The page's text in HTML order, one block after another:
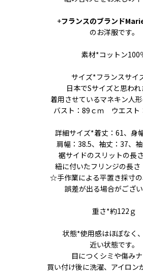
+フランスのブランド
のお洋服です。
素材*コットン100
サイズ*フランスサイ
日本でSサイズと思われ
着用させているマネキン人
バスト：89ｃｍ ウエスト
詳細サイズ*着丈：61、身
肩幅：38.5、袖丈：37、
裾サイドのスリットの長
紐に付いたフリンジの長さ
☆手作業による平置き採寸
誤差が出る場合がござい
重さ*約122ｇ
状態*使用感はほぼなく
近い状態です。
目につくシミや傷みナ
買い付け後に洗濯、アイロン